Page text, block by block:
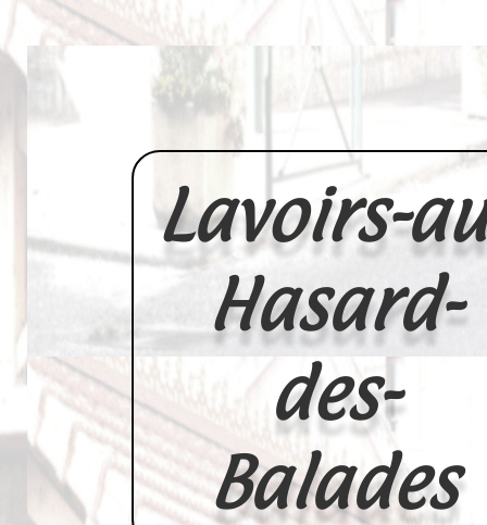
Lavoirs-
Hasard-
des-
Balades